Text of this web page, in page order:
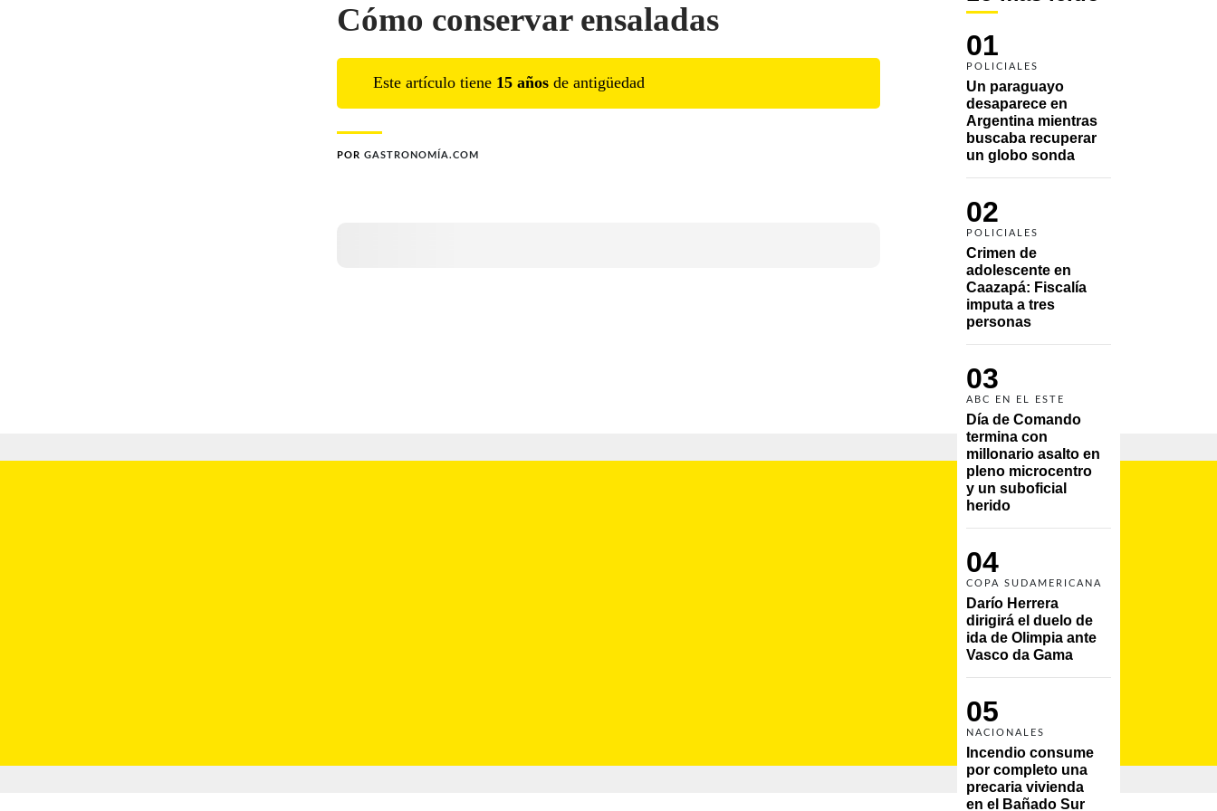
01
POLICIALES
Un paraguayo
desaparece en
Argentina mientras
buscaba recuperar
un globo sonda
02
POLICIALES
Crimen de
adolescente en
Caazapá: Fiscalía
imputa a tres
personas
03
ABC EN EL ESTE
Día de Comando
termina con
millonario asalto en
pleno microcentro
y un suboficial
herido
04
COPA SUDAMERICANA
Darío Herrera
dirigirá el duelo de
ida de Olimpia ante
Vasco da Gama
05
NACIONALES
Incendio consume
por completo una
precaria vivienda
en el Bañado Sur
Cómo conservar ensaladas
Este artículo tiene 15 años de antigüedad
POR GASTRONOMÍA.COM